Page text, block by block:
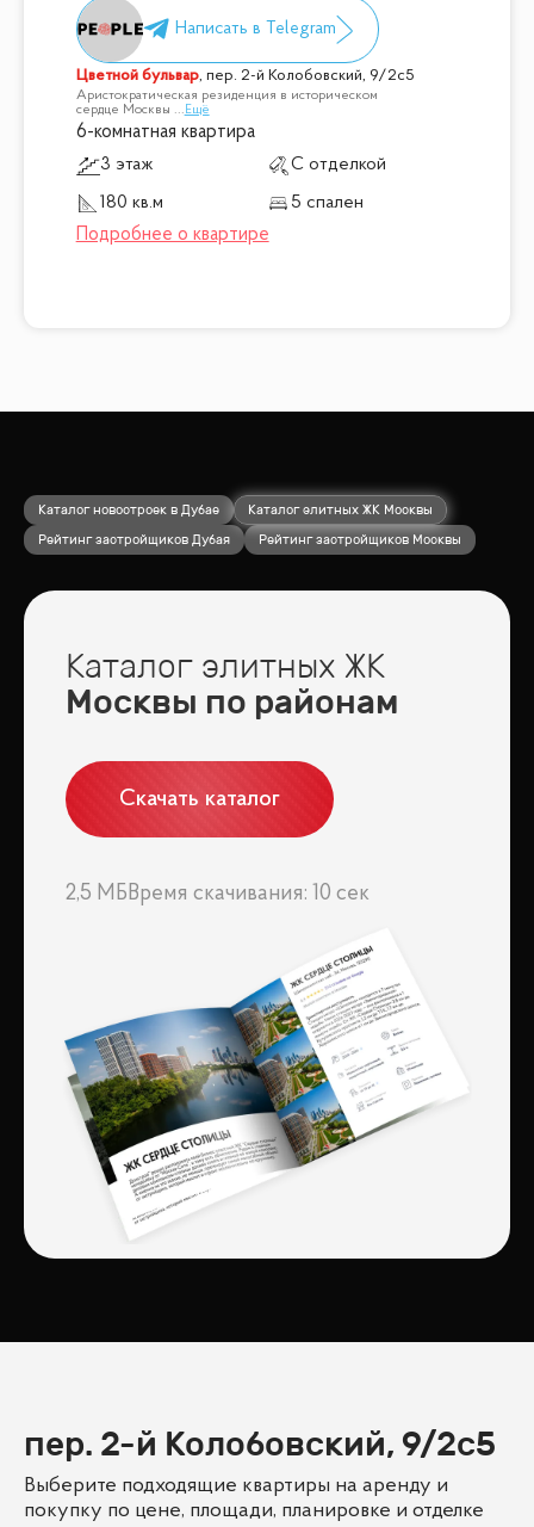
Цветной бульвар, пер. 2-й Колобовский, 9/2с5
Аристократическая резиденция в историческом
сердце Москвы ... Ещё
6-комнатная квартира
3 этаж
С отделкой
180 кв.м
5 спален
Каталог новостроек в Дубае
Каталог элитных ЖК Москвы
Рейтинг застройщиков Дубая
Рейтинг застройщиков Москвы
Каталог элитных ЖК
Москвы по районам
Скачать каталог
2,5 МБ Время скачивания: 10 сек
пер. 2-й Колобовский, 9/2с5
Выберите подходящие квартиры на аренду и
покупку по цене, площади, планировке и отделке